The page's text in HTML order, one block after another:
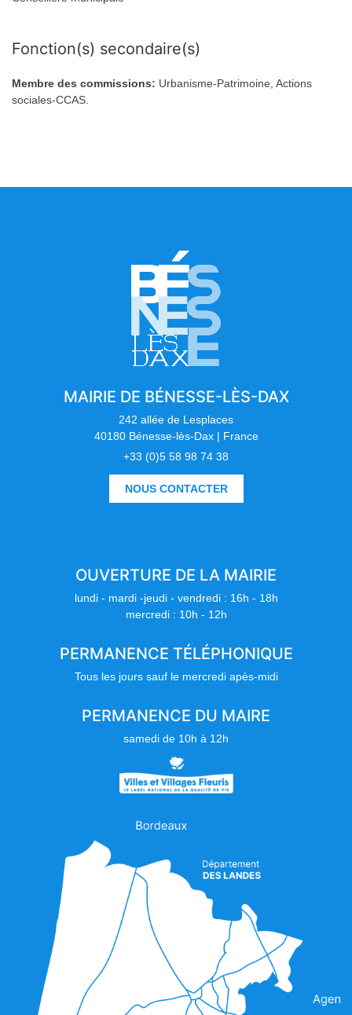
Fonction(s) secondaire(s)
Membre des commissions: Urbanisme-Patrimoine, Actions
sociales-CCAS.
MAIRIE DE BÉNESSE-LÈS-DAX
242 allée de Lesplaces
40180 Bénesse-lès-Dax | France
+33 (0)5 58 98 74 38
NOUS CONTACTER
OUVERTURE DE LA MAIRIE
lundi - mardi -jeudi - vendredi : 16h - 18h
mercredi : 10h - 12h
PERMANENCE TÉLÉPHONIQUE
Tous les jours sauf le mercredi apès-midi
PERMANENCE DU MAIRE
samedi de 10h à 12h